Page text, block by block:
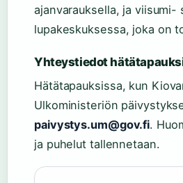
ajanvarauksella, ja viisumi-
lupakeskuksessa, joka on
Yhteystiedot
Hätätapauksissa, kun
Ulkoministeriön
paivystys.um@gov.fi.
ja puhelut tallennetaan.